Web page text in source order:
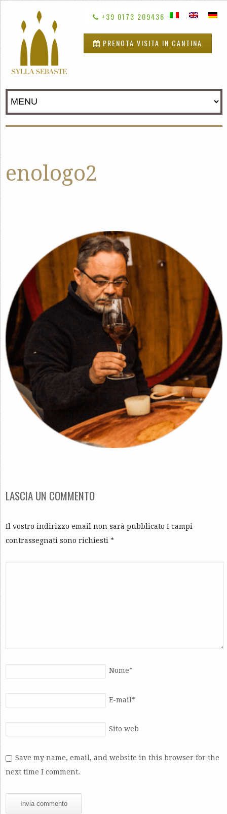
+39 0173 209436
PRENOTA VISITA IN CANTINA
enologo2
LASCIA UN COMMENTO
Il vostro indirizzo email non sarà pubblicato I campi
contrassegnati sono richiesti *
Nome*
E-mail*
Sito web
Save my name, email, and website in this browser for the
next time I comment.